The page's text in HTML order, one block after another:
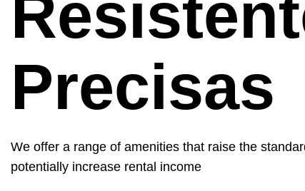
Precisas
We offer a range of amenities that raise the
potentially increase rental income